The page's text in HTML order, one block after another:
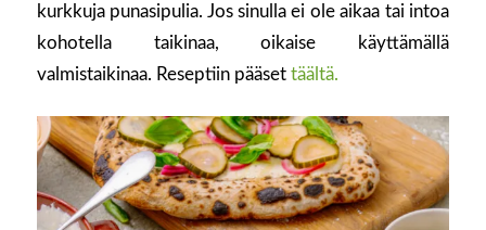
kurkkuja punasipulia. Jos sinulla ei ole aikaa tai intoa
kohotella taikinaa, oikaise käyttämällä
valmistaikinaa. Reseptiin pääset täältä.